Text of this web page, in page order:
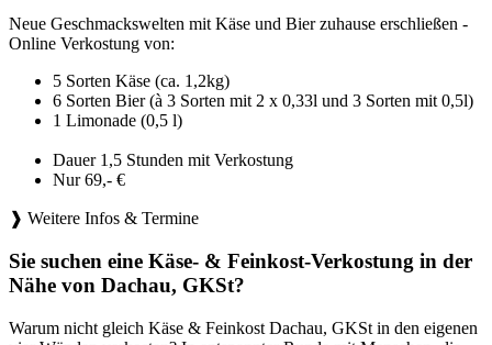
Neue Geschmackswelten mit Käse und Bier zuhause erschließen -
Online Verkostung von:
5 Sorten Käse (ca. 1,2kg)
6 Sorten Bier (à 3 Sorten mit 2 x 0,33l und 3 Sorten mit 0,5l)
1 Limonade (0,5 l)
Dauer 1,5 Stunden mit Verkostung
Nur 69,- €
❱ Weitere Infos & Termine
Sie suchen eine Käse- & Feinkost-Verkostung in der
Nähe von Dachau, GKSt?
Warum nicht gleich Käse & Feinkost Dachau, GKSt in den eigenen